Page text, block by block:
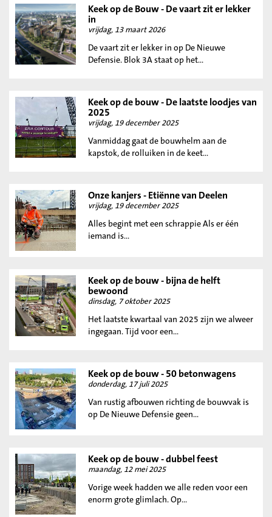
Keek op de Bouw - De vaart zit er lekker
in
vrijdag, 13 maart 2026
De vaart zit er lekker in op De Nieuwe
Defensie. Blok 3A staat op het...
Keek op de bouw - De laatste loodjes van
2025
vrijdag, 19 december 2025
Vanmiddag gaat de bouwhelm aan de
kapstok, de rolluiken in de keet...
Onze kanjers - Etiënne van Deelen
vrijdag, 19 december 2025
Alles begint met een schrappie Als er één
iemand is...
Keek op de bouw - bijna de helft
bewoond
dinsdag, 7 oktober 2025
Het laatste kwartaal van 2025 zijn we alweer
ingegaan. Tijd voor een...
Keek op de bouw - 50 betonwagens
donderdag, 17 juli 2025
Van rustig afbouwen richting de bouwvak is
op De Nieuwe Defensie geen...
Keek op de bouw - dubbel feest
maandag, 12 mei 2025
Vorige week hadden we alle reden voor een
enorm grote glimlach. Op...